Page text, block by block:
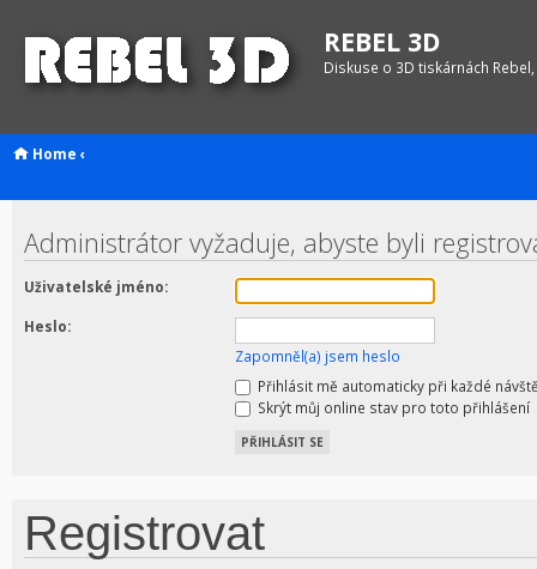
REBEL 3D
Diskuse o 3D tiskárnách
Home ‹
Administrátor vyžaduje, abyste byli
Uživatelské jméno:
Heslo:
Zapomněl(a) jsem heslo
Přihlásit mě automaticky při každé
Skrýt můj online stav pro toto přihlášení
Registrovat